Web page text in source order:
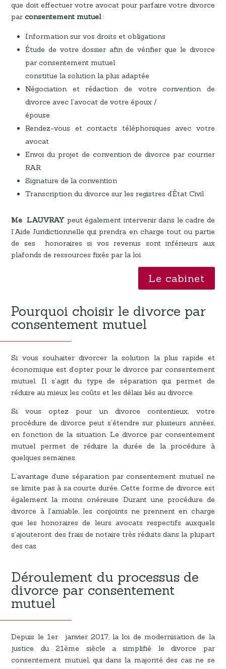
que doit effectuer votre avocat pour parfaire votre divorce
par consentement mutuel :
Information sur vos droits et obligations
Étude de votre dossier afin de vérifier que le divorce
par consentement mutuel
constitue la solution la plus adaptée
Négociation et rédaction de votre convention de
divorce avec l’avocat de votre époux /
épouse
Rendez-vous et contacts téléphoniques avec votre
avocat
Envoi du projet de convention de divorce par courrier
RAR
Signature de la convention
Transcription du divorce sur les registres d’État Civil
Me LAUVRAY peut également intervenir dans le cadre de
l’Aide Juridictionnelle qui prendra en charge tout ou partie
de ses honoraires si vos revenus sont inférieurs aux
plafonds de ressources fixés par la loi.
Le cabinet
Pourquoi choisir le divorce par
consentement mutuel
Si vous souhaiter divorcer la solution la plus rapide et
économique est d’opter pour le divorce par consentement
mutuel. Il s’agit du type de séparation qui permet de
réduire au mieux les coûts et les délais liés au divorce.
Si vous optez pour un divorce contentieux, votre
procédure de divorce peut s’étendre sur plusieurs années,
en fonction de la situation. Le divorce par consentement
mutuel permet de réduire la durée de la procédure à
quelques semaines.
L’avantage d’une séparation par consentement mutuel ne
se limite pas à sa courte durée. Cette forme de divorce est
également la moins onéreuse Durant une procédure de
divorce à l’amiable, les conjoints ne prennent en charge
que les honoraires de leurs avocats respectifs auxquels
s’ajouteront des frais de notaire très réduits dans la plupart
des cas.
Déroulement du processus de
divorce par consentement
mutuel
Depuis le 1er janvier 2017, la loi de modernisation de la
justice du 21ème siècle a simplifié le divorce par
consentement mutuel, qui dans la majorité des cas ne se